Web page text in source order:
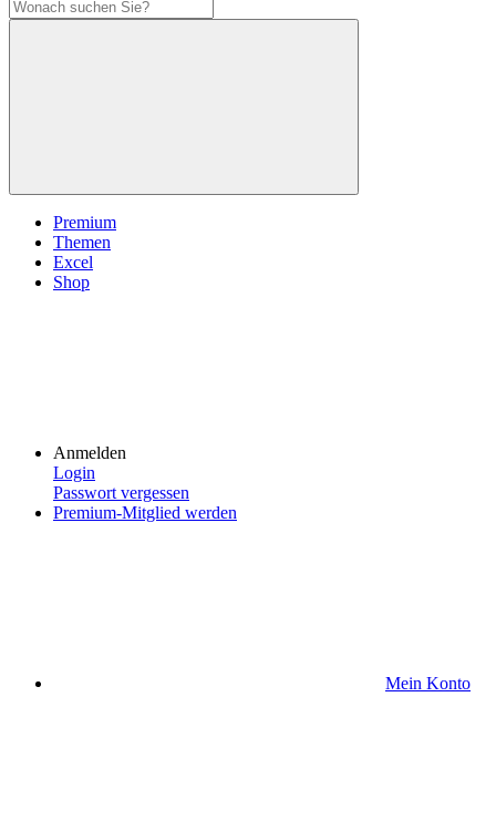
Premium
Themen
Excel
Shop
Anmelden
Login
Passwort vergessen
Premium-Mitglied werden
Mein Konto